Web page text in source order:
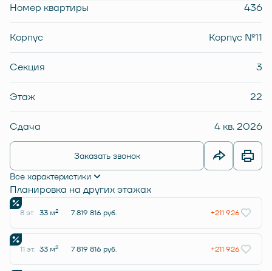
Номер квартиры 436
Корпус Корпус №11
Секция 3
Этаж 22
Сдача 4 кв. 2026
Заказать звонок
Все характеристики
Планировка на других этажах
8 эт. 33 м2 7 819 816 руб. +211 926
11 эт. 33 м2 7 819 816 руб. +211 926